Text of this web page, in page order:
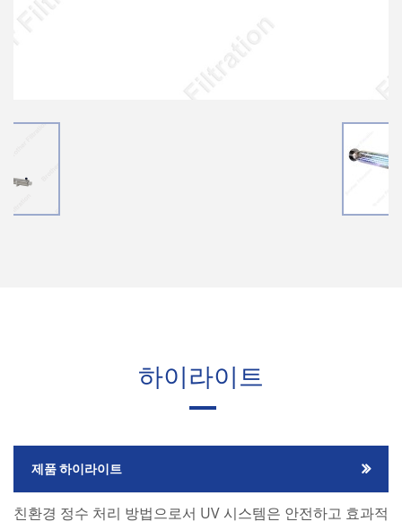
하이라이트
제품 하이라이트
친환경 정수 처리 방법으로서 UV 시스템은 안전하고 효과적